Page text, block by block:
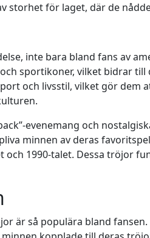
storhet för laget, där de
inte bara bland fans av
sportikoner, vilket bidrar
och livsstil, vilket gör
evenemang och
minnen av deras
och 1990-talet. Dessa tröjor
är så populära bland